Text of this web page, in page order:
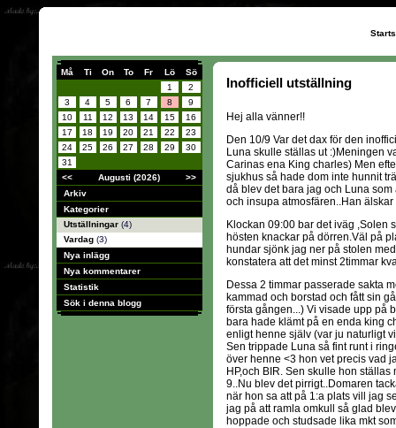
Må Ti On To Fr Lö
Sö
1
2
3
4 5 6 7 8
9
10
11 12 13 14 15
16
17
18 19 20 21 22
23
24
25 26 27 28 29
30
31
<<
Augusti (2026)
>>
Arkiv
Kategorier
Utställningar (4)
Vardag (3)
Nya inlägg
Nya kommentarer
Statistik
Sök i denna blogg
Inofficiell utställning
Hej alla vänner!!
Den 10/9 Var det dax för den
Luna skulle ställas ut :)Meningen
Carinas ena King charles) Men
sjukhus så hade dom inte hunnit
då blev det bara jag och Luna
och insupa atmosfären..Han
Klockan 09:00 bar det iväg ,Solen
hösten knackar på dörren.Väl på
hundar sjönk jag ner på stolen
konstatera att det minst 2timmar
Dessa 2 timmar passerade sakta
kammad och borstad och fått sin
första gången...) Vi visade upp på
bara hade klämt på en enda king
enligt henne själv (var ju naturligt
Sen trippade Luna så fint runt i
över henne <3 hon vet precis vad
HP,och BIR. Sen skulle hon
9..Nu blev det pirrigt..Domaren
när hon sa att på 1:a plats vill jag
jag på att ramla omkull så glad
hoppade och studsade lika mkt